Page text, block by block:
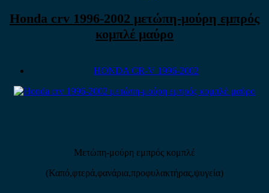
Honda crv 1996-2002 μετώπη-μούρη εμπρός
κομπλέ μαύρο
HONDA CR-V 1996-2002
Μετώπη-μούρη εμπρός κομπλέ
(Καπό,φτερά,φανάρια,προφυλακτήρας,ψυγεία)